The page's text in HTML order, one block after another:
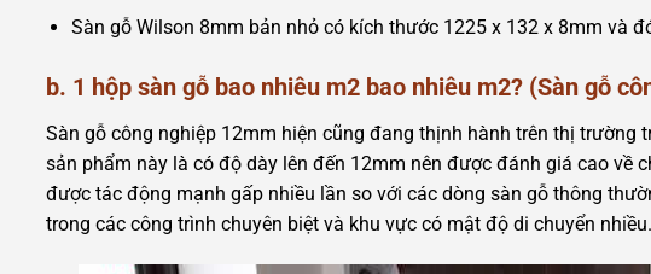
Sàn gỗ Wilson 8mm bản nhỏ có kích thước 1225 x 132 x 8mm và
b. 1 hộp sàn gỗ bao nhiêu m2 bao nhiêu m2? (Sàn gỗ
Sàn gỗ công nghiệp 12mm hiện cũng đang thịnh hành trên thị trường
sản phẩm này là có độ dày lên đến 12mm nên được đánh giá cao về
được tác động mạnh gấp nhiều lần so với các dòng sàn gỗ thông
trong các công trình chuyên biệt và khu vực có mật độ di chuyển nhiều.